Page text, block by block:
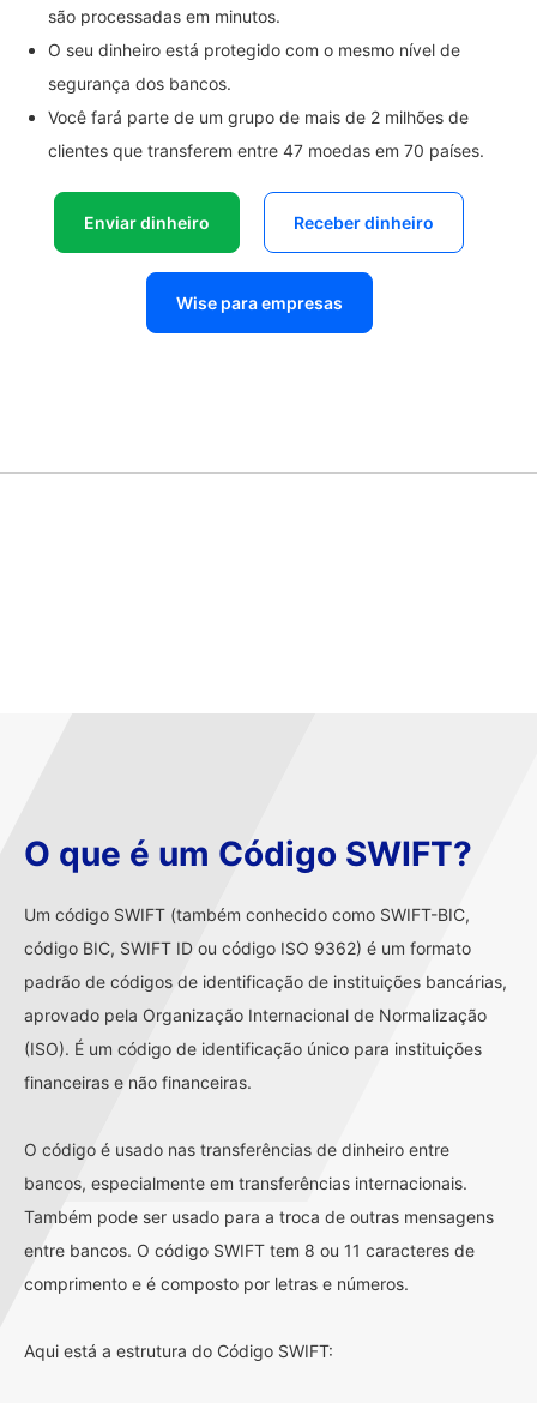
são processadas em minutos.
O seu dinheiro está protegido com o mesmo nível de
segurança dos bancos.
Você fará parte de um grupo de mais de 2 milhões de
clientes que transferem entre 47 moedas em 70 países.
Enviar dinheiro Receber dinheiro
Wise para empresas
O que é um Código SWIFT?
Um código SWIFT (também conhecido como SWIFT-BIC,
código BIC, SWIFT ID ou código ISO 9362) é um formato
padrão de códigos de identificação de instituições bancárias,
aprovado pela Organização Internacional de Normalização
(ISO). É um código de identificação único para instituições
financeiras e não financeiras.
O código é usado nas transferências de dinheiro entre
bancos, especialmente em transferências internacionais.
Também pode ser usado para a troca de outras mensagens
entre bancos. O código SWIFT tem 8 ou 11 caracteres de
comprimento e é composto por letras e números.
Aqui está a estrutura do Código SWIFT: